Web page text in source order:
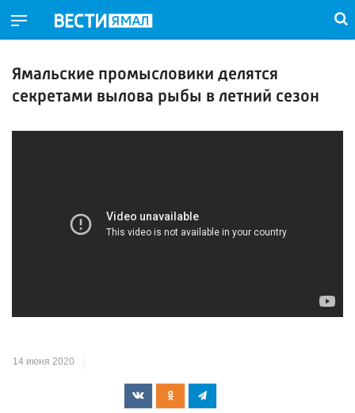
Ямальские промысловики делятся
секретами вылова рыбы в летний сезон
14 июня 2020